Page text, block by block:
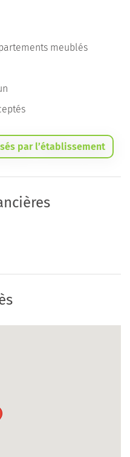
meublés
par l’établissement